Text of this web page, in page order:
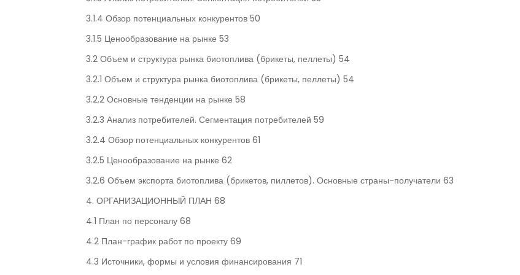
3.1.4 Обзор потенциальных конкурентов 50
3.1.5 Ценообразование на рынке 53
3.2 Объем и структура рынка биотоплива (брикеты, пеллеты) 54
3.2.1 Объем и структура рынка биотоплива (брикеты, пеллеты) 54
3.2.2 Основные тенденции на рынке 58
3.2.3 Анализ потребителей. Сегментация потребителей 59
3.2.4 Обзор потенциальных конкурентов 61
3.2.5 Ценообразование на рынке 62
3.2.6 Объем экспорта биотоплива (брикетов, пиллетов). Основные страны-получатели 63
4. ОРГАНИЗАЦИОННЫЙ ПЛАН 68
4.1 План по персоналу 68
4.2 План-график работ по проекту 69
4.3 Источники, формы и условия финансирования 71